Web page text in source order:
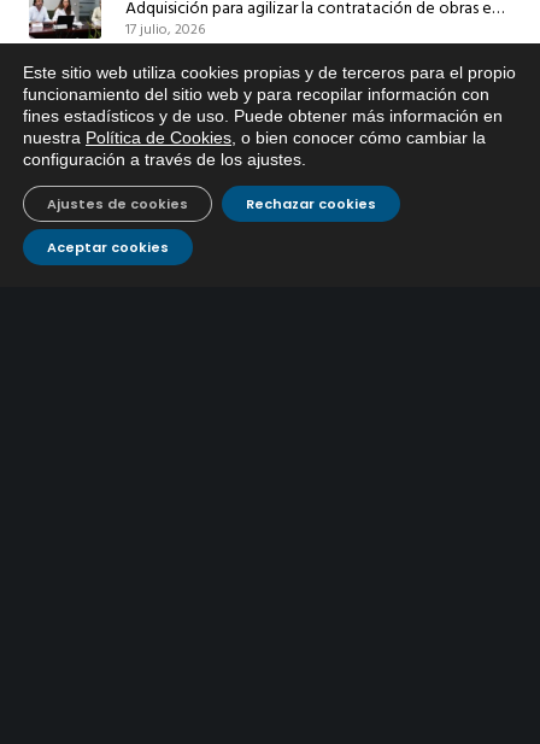
Adquisición para agilizar la contratación de obras en
sus redes e instalaciones
17 julio, 2026
EMACSA inicia hoy las obras de una nueva arteria de
abastecimiento y una red de agua no potable en
Ingeniero Ruiz de Azúa
13 julio, 2026
Caracterización ZA Córdoba Red Quemadas- 1ª Sem
2026
9 julio, 2026
Caracterización ZA Córdoba Red Carrera Caballo-1º
Este sitio web utiliza cookies propias y de terceros para el propio
funcionamiento del sitio web y para recopilar información con
fines estadísticos y de uso. Puede obtener más información en
nuestra Política de Cookies , o bien conocer cómo cambiar la
configuración a través de los ajustes
Aceptar cookies
Rechazar cookies
Ajustes de cookies
Si tiene cualquier duda sobre
EMACSA, haga click abajo.